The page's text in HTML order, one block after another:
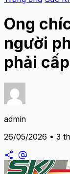
Ong
người
phải
admin
26/05/2026 • 3
share alternate_email